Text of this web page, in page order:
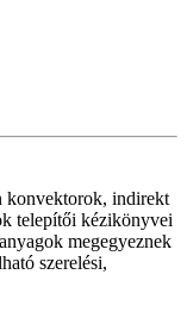
konvektorok, indirekt
telepítői kézikönyvei
megegyeznek
szerelési,